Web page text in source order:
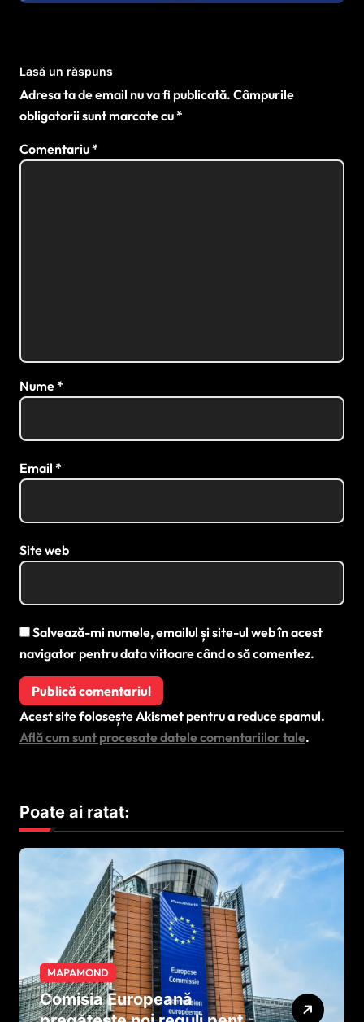
Lasă un răspuns
Adresa ta de email nu va fi publicată. Câmpurile
obligatorii sunt marcate cu*
Comentariu*
Nume*
Email *
Site web
Salvează-mi numele, emailul și site-ul web în acest
navigator pentru data viitoare când o să comentez.
Acest site folosește Akismet pentru a reduce spamul.
Află cum sunt procesate datele comentariilor tale.
Poate ai ratat:
MAPAMOND
Comisia Europeană